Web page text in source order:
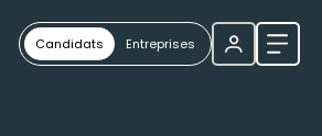
Candidats Entreprises